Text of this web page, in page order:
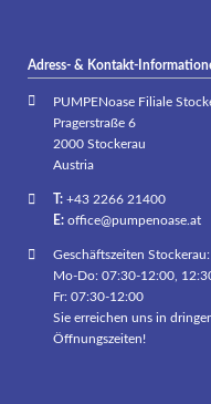
Adress- & Kontakt-
PUMPENoase Filiale
Pragerstraße 6
2000 Stockerau
Austria
T:+43 2266 21400
E: office@pumpenoase.at
Geschäftszeiten Stockerau:
Mo-Do: 07:30-12:00,
Fr: 07:30-12:00
Sie erreichen uns in
Öffnungszeiten!